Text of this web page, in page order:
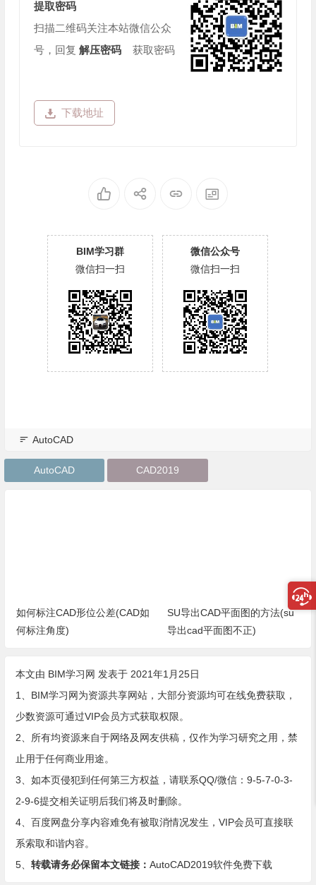
提取密码
扫描二维码关注本站微信公众
号，回复 解压密码 获取密码
下载地址
BIM学习群
微信扫一扫
微信公众号
微信扫一扫
AutoCAD
AutoCAD CAD2019
如何标注CAD形位公差(CAD如
何标注角度)
SU导出CAD平面图的方法(su
导出cad平面图不正)
本文由 BIM学习网 发表于 2021年1月25日
1、BIM学习网为资源共享网站，大部分资源均可在线免费获取，
少数资源可通过VIP会员方式获取权限。
2、所有均资源来自于网络及网友供稿，仅作为学习研究之用，禁
止用于任何商业用途。
3、如本页侵犯到任何第三方权益，请联系QQ/微信：9-5-7-0-3-
2-9-6提交相关证明后我们将及时删除。
4、百度网盘分享内容难免有被取消情况发生，VIP会员可直接联
系索取和谐内容。
5、 转载请务必保留本文链接： AutoCAD2019软件免费下载